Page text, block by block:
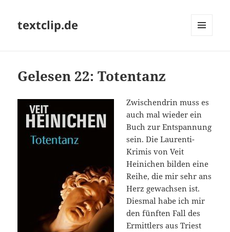
textclip.de
Gelesen 22: Totentanz
Zwischendrin muss es
auch mal wieder ein
Buch zur Entspannung
sein. Die Laurenti-
Krimis von Veit
Heinichen bilden eine
Reihe, die mir sehr ans
Herz gewachsen ist.
Diesmal habe ich mir
den fünften Fall des
Ermittlers aus Triest